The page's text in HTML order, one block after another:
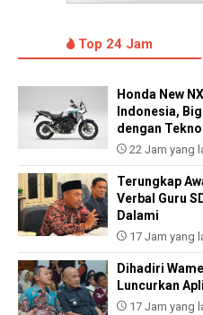
Top 24 Jam
Honda New
Indonesia,
dengan
22 Jam yang
Terungkap
Verbal Guru
Dalami
17 Jam yang
Dihadiri
Luncurkan
17 Jam yang